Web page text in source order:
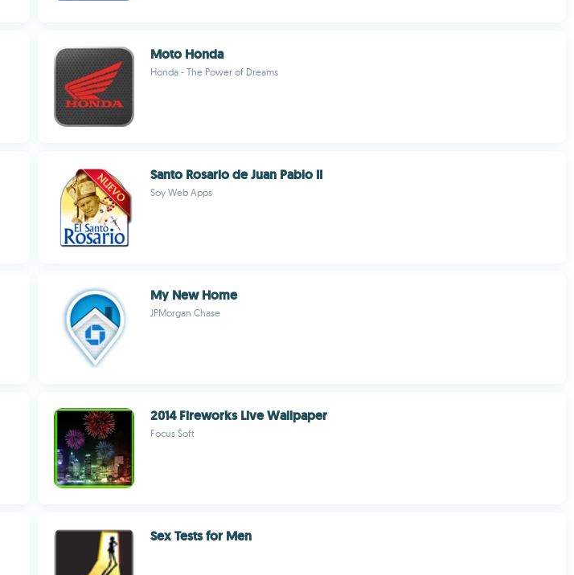
Moto Honda
Honda - The Power of Dreams
Santo Rosario de Juan Pablo II
Soy Web Apps
My New Home
JPMorgan Chase
2014 Fireworks Live Wallpaper
Focus Soft
Sex Tests for Men